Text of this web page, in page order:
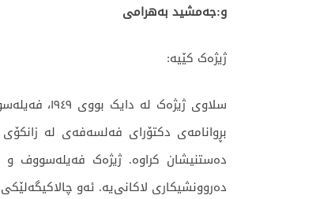
و:جەمشید بەهرامی
ژیژەک کێیە:
سلاوی
دەستنیشان کراوە. ژیژەک فەیلەسووف
دەروونشیکاری لاکانی‌یە. ئەو